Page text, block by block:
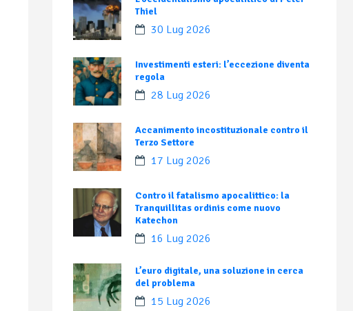
Thiel
30 Lug 2026
Investimenti esteri: l’eccezione diventa
regola
28 Lug 2026
Accanimento incostituzionale contro il
Terzo Settore
17 Lug 2026
Contro il fatalismo apocalittico: la
Tranquillitas ordinis come nuovo
Katechon
16 Lug 2026
L’euro digitale, una soluzione in cerca
del problema
15 Lug 2026